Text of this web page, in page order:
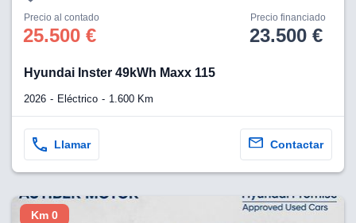
Precio al contado
25.500 €
Precio financiado
23.500 €
Hyundai Inster 49kWh Maxx 115
2026 Eléctrico 1.600 Km
Llamar Contactar
Km 0